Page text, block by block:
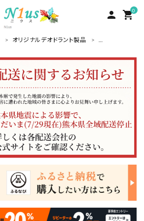
person 0
shopping_cart
person 新規会員登録
search
オリジナルデオドラント製品 レビュークーポ